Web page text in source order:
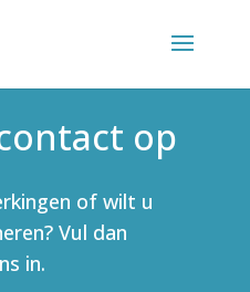
op
of wilt u
Vul dan
in.